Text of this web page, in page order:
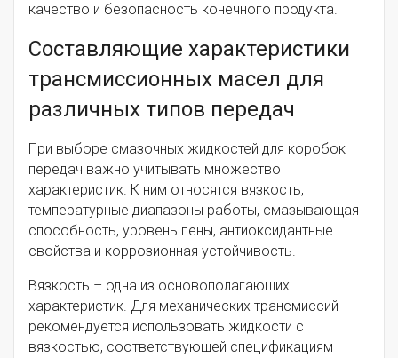
качество и безопасность конечного продукта.
Составляющие характеристики
трансмиссионных масел для
различных типов передач
При выборе смазочных жидкостей для коробок
передач важно учитывать множество
характеристик. К ним относятся вязкость,
температурные диапазоны работы, смазывающая
способность, уровень пены, антиоксидантные
свойства и коррозионная устойчивость.
Вязкость – одна из основополагающих
характеристик. Для механических трансмиссий
рекомендуется использовать жидкости с
вязкостью, соответствующей спецификациям